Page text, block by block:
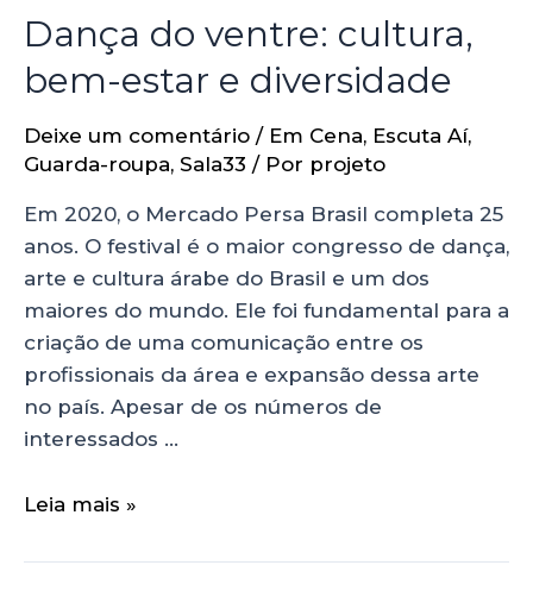
Dança do ventre: cultura,
bem-estar e diversidade
Deixe um comentário / Em Cena, Escuta Aí,
Guarda-roupa, Sala33 / Por projeto
Em 2020, o Mercado Persa Brasil completa 25
anos. O festival é o maior congresso de dança,
arte e cultura árabe do Brasil e um dos
maiores do mundo. Ele foi fundamental para a
criação de uma comunicação entre os
profissionais da área e expansão dessa arte
no país. Apesar de os números de
interessados …
Leia mais »